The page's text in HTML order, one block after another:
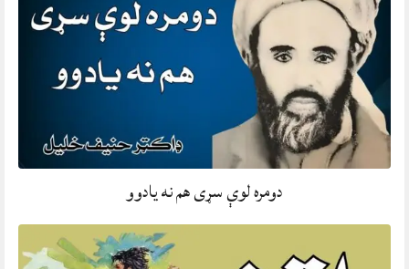
دومره لوې سړی هم نه يادوو